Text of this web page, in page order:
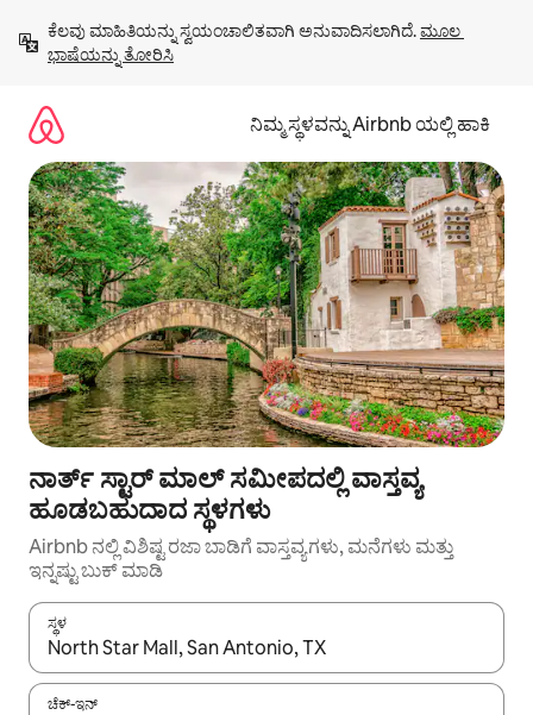
ಹೋಗಿ
ಕೆಲವು ಮಾಹಿತಿಯನ್ನು ಸ್ವಯಂಚಾಲಿತವಾಗಿ ಅನುವಾದಿಸಲಾಗಿದೆ. ಮೂಲ
ಭಾಷೆಯನ್ನು ತೋರಿಸಿ
ನಿಮ್ಮ ಸ್ಥಳವನ್ನು Airbnb ಯಲ್ಲಿ ಹಾಕಿ
ನಾರ್ತ್ ಸ್ಟಾರ್ ಮಾಲ್ ಸಮೀಪದಲ್ಲಿ ವಾಸ್ತವ್ಯ
ಹೂಡಬಹುದಾದ ಸ್ಥಳಗಳು
Airbnb ನಲ್ಲಿ ವಿಶಿಷ್ಟ ರಜಾ ಬಾಡಿಗೆ ವಾಸ್ತವ್ಯಗಳು, ಮನೆಗಳು ಮತ್ತು
ಇನ್ನಷ್ಟು ಬುಕ್ ಮಾಡಿ
ಸ್ಥಳ
ಫಲಿತಾಂಶಗಳು ಲಭ್ಯವಿರುವಾಗ, ಅಪ್ ಮತ್ತು ಡೌನ್ ಬಾಣದ ಕೀಲಿಗಳೊಂದಿಗೆ
ಚೆಕ್-ಇನ್